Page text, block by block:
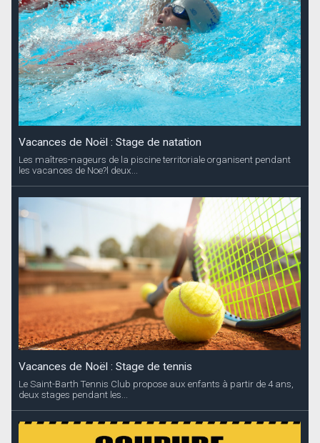
Vacances de Noël : Stage de natation
Les maîtres-nageurs de la piscine territoriale organisent pendant
les vacances de Noe?l deux...
Vacances de Noël : Stage de tennis
Le Saint-Barth Tennis Club propose aux enfants à partir de 4 ans,
deux stages pendant les...